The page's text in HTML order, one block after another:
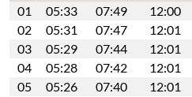
01
05:33 07:49 12:00
02
05:31 07:47 12:01
03
05:29 07:44 12:01
04
05:28 07:42 12:01
05
05:26 07:40 12:01